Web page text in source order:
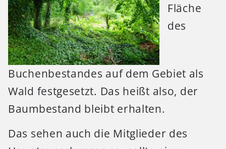
Fläche
des
Buchenbestandes auf dem Gebiet als
Wald festgesetzt. Das heißt also, der
Baumbestand bleibt erhalten.
Das sehen auch die Mitglieder des